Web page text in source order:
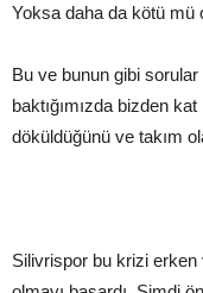
Yoksa daha da kötü mü
Bu ve bunun gibi
baktığımızda bizden
döküldüğünü ve takım
Silivrispor bu krizi erken